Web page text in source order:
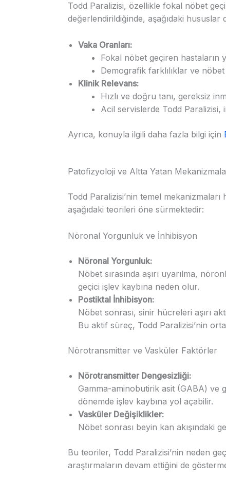
Todd Paralizisi, özellikle fokal nöbet
değerlendirildiğinde, aşağıdaki hususlar
Vaka Oranları:
Fokal nöbet geçiren hastaların
Demografik farklılıklar ve
Klinik Relevans:
Hızlı ve doğru tanı, gereksiz
Acil servislerde Todd Paralizisi,
Ayrıca, konuyla ilgili daha fazla bilgi için
Patofizyoloji ve Altta Yatan
Todd Paralizisi’nin temel mekanizmaları
aşağıdaki teorileri öne sürmektedir:
Nöronal Yorgunluk ve İnhibisyon
Nöronal Yorgunluk:
Nöbet sırasında aşırı uyarılma,
geçici işlev kaybına neden olur.
Postiktal İnhibisyon:
Nöbet sonrası, sinir hücreleri aşırı
Bu aktif süreç, Todd Paralizisi’nin
Nörotransmitter ve Vasküler Faktörler
Nörotransmitter Dengesizliği:
Gamma-aminobutirik asit (GABA) ve
dönemde işlev kaybına yol açabilir.
Vasküler Değişiklikler:
Nöbet sonrası beyin kan akışındaki
Bu teoriler, Todd Paralizisi’nin neden
araştırmaların devam ettiğini de